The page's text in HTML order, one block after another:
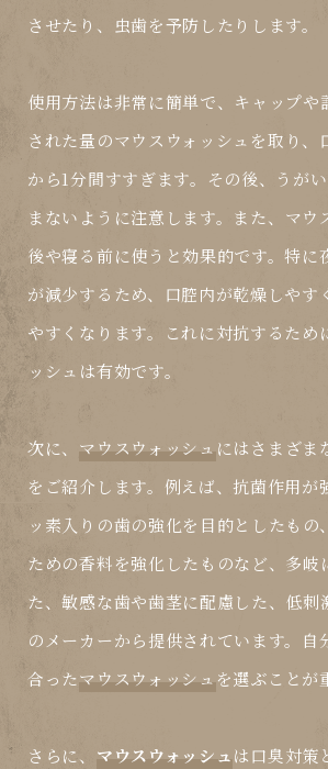
させたり、虫歯を予防したりします。
使用方法は非常に簡単で、キャップや
された量のマウスウォッシュ を取り、
から1分間すすぎます。その後、うが
まないように注意します。また、 マウ
後や寝る前に使うと効果的です。特に
が減少するため、口腔内が乾燥しやす
やすくなります。これに対抗するため
ッシュ は有効です。
次に、 マウスウォッシュ にはさまざま
をご紹介します。例えば、抗菌作用が
ッ素入りの歯の強化を目的としたもの
ための香料を強化したものなど、多岐
た、敏感な歯や歯茎に配慮した、低刺
のメーカーから提供されています。自
合ったマウスウォッシュ を選ぶことが
さらに、 マウスウォッシュは口臭対策